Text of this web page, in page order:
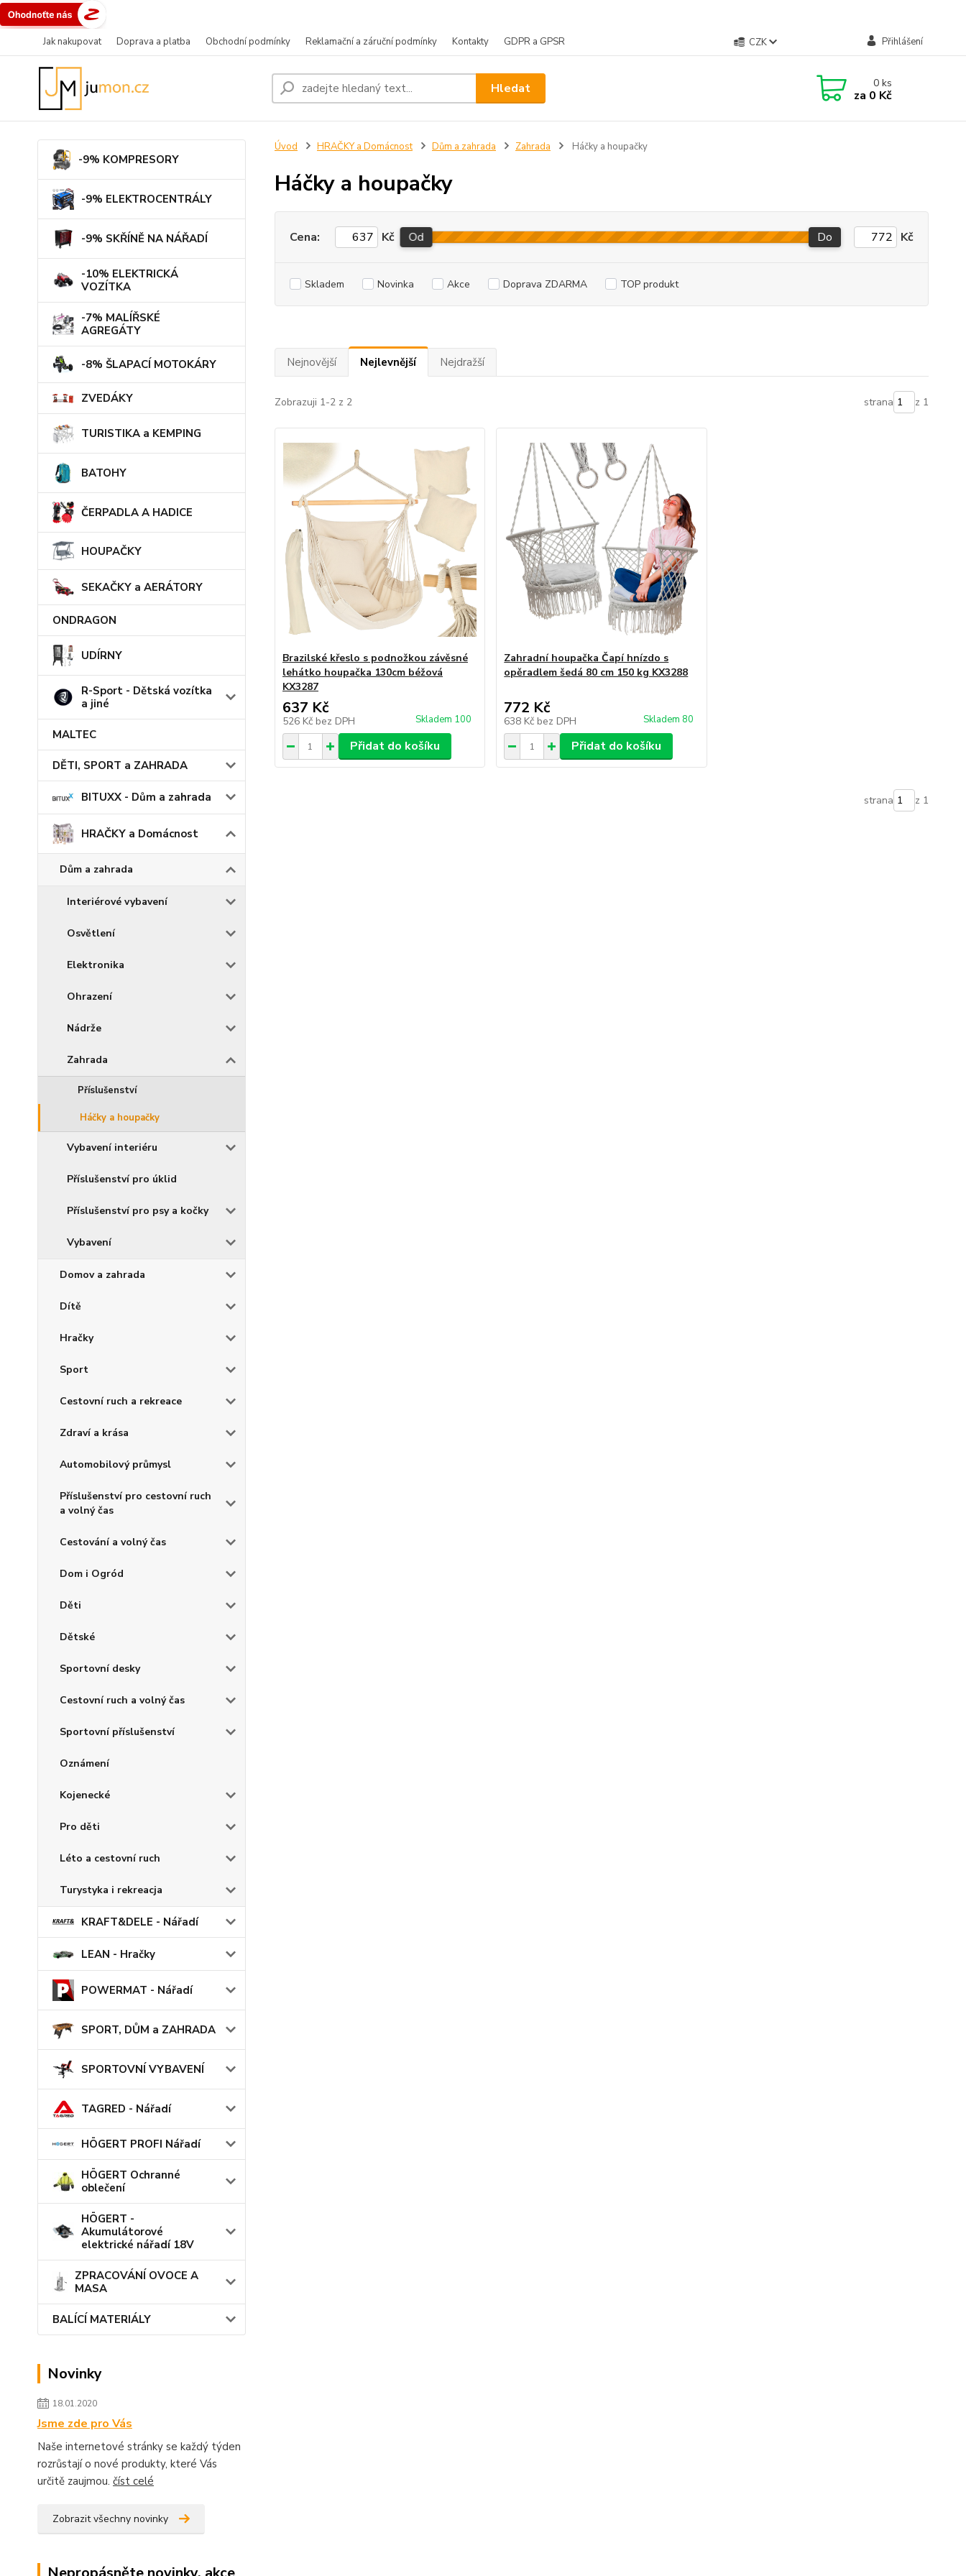
Jak nakupovat Doprava a platba Obchodní podmínky Reklamační a záruční podmínky Kontakty GDPR a GPSR CZK Přihlášení
Hledat 0ks
za 0 Kč
-9% KOMPRESORY
-9% ELEKTROCENTRÁLY
-9% SKŘÍNĚ NA NÁŘADÍ
-10% ELEKTRICKÁ
VOZÍTKA
-7% MALÍŘSKÉ
AGREGÁTY
-8% ŠLAPACÍ MOTOKÁRY
ZVEDÁKY
TURISTIKA a KEMPING
BATOHY
ČERPADLA A HADICE
HOUPAČKY
SEKAČKY a AERÁTORY
ONDRAGON
UDÍRNY
R-Sport - Dětská vozítka
a jiné
MALTEC
DĚTI, SPORT a ZAHRADA
BITUXX - Dům a zahrada
HRAČKY a Domácnost
Dům a zahrada
Interiérové vybavení
Osvětlení
Elektronika
Ohrazení
Nádrže
Zahrada
Příslušenství
Háčky a houpačky
Vybavení interiéru
Příslušenství pro úklid
Příslušenství pro psy a kočky
Vybavení
Domov a zahrada
Dítě
Hračky
Sport
Cestovní ruch a rekreace
Zdraví a krása
Automobilový průmysl
Příslušenství pro cestovní ruch
a volný čas
Cestování a volný čas
Dom i Ogród
Děti
Dětské
Sportovní desky
Cestovní ruch a volný čas
Sportovní příslušenství
Oznámení
Kojenecké
Pro děti
Léto a cestovní ruch
Turystyka i rekreacja
KRAFT&DELE - Nářadí
LEAN - Hračky
POWERMAT - Nářadí
SPORT, DŮM a ZAHRADA
SPORTOVNÍ VYBAVENÍ
TAGRED - Nářadí
HÖGERT PROFI Nářadí
HÖGERT Ochranné
oblečení
HÖGERT -
Akumulátorové
elektrické nářadí 18V
ZPRACOVÁNÍ OVOCE A
MASA
BALÍCÍ MATERIÁLY
Novinky
18.01.2020
Jsme zde pro Vás
Naše internetové stránky se každý týden
rozrůstají o nové produkty, které Vás
určitě zaujmou. číst celé
Zobrazit všechny novinky
Úvod HRAČKY a Domácnost Dům a zahrada Zahrada Háčky a houpačky
Háčky a houpačky
Cena: Kč Od Do Kč
Skladem Novinka Akce Doprava ZDARMA TOP produkt
Nejnovější Nejlevnější Nejdražší
Zobrazuji 1-2 z 2 strana z 1
Brazilské křeslo s podnožkou závěsné
lehátko houpačka 130cm béžová
KX3287
637 Kč
526 Kč bez DPH Skladem 100
Přidat do košíku
Zahradní houpačka Čapí hnízdo s
opěradlem šedá 80 cm 150 kg KX3288
772 Kč
638 Kč bez DPH Skladem 80
Přidat do košíku
strana z 1